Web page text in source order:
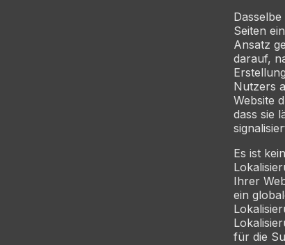
Seiten
Ansatz
darauf,
Nutzers
Website
dass sie
Es ist
Ihrer
ein
für die